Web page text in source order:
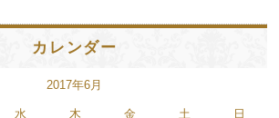
カレンダー
2017年6月
水 木 金 土 日